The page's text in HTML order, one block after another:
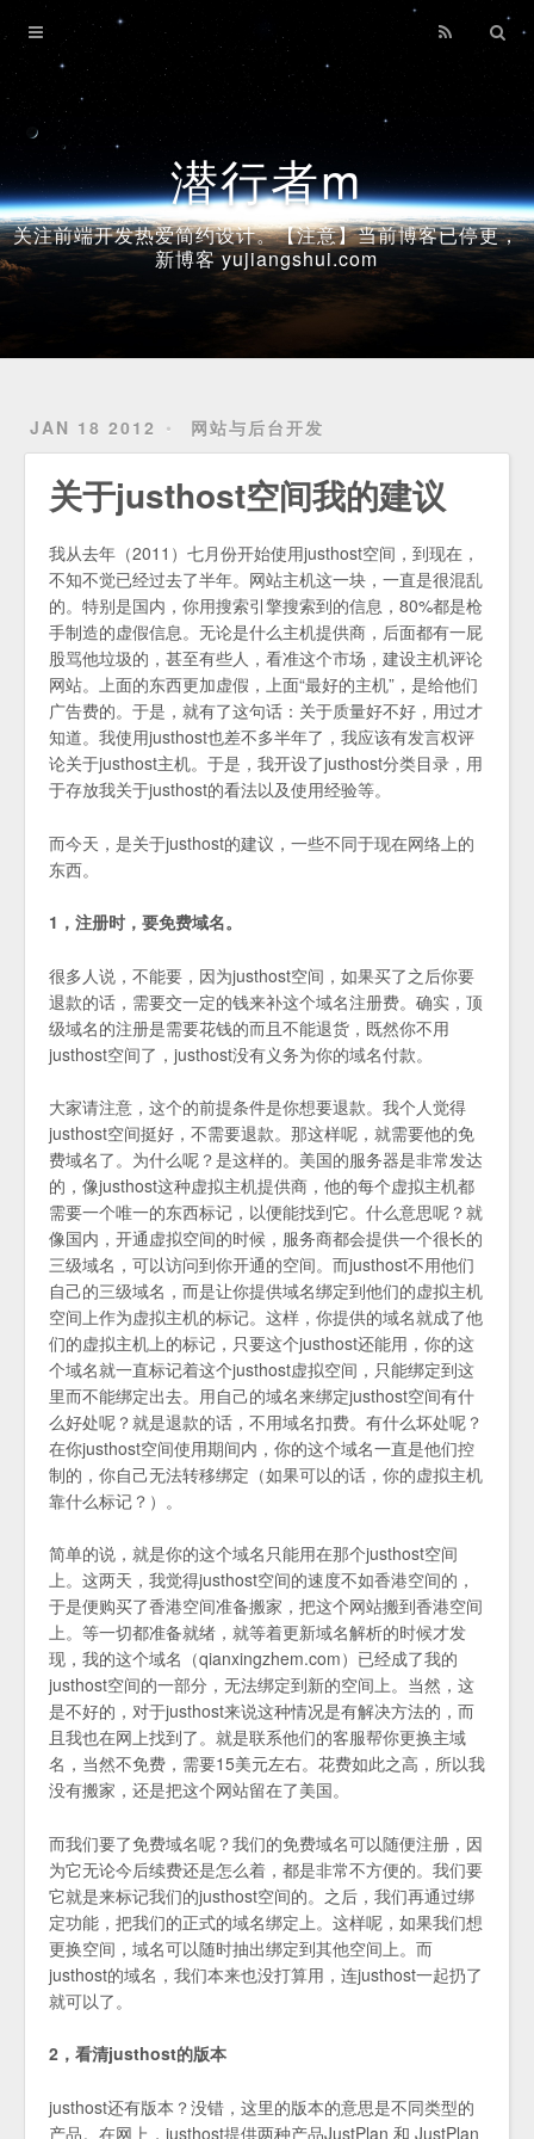
潜行者m
关注前端开发热爱简约设计。【注意】当前博客已停更，
新博客 yujiangshui.com
JAN 18 2012 网站与后台开发
关于justhost空间我的建议
我从去年（2011）七月份开始使用justhost空间，到现在，
不知不觉已经过去了半年。网站主机这一块，一直是很混乱
的。特别是国内，你用搜索引擎搜索到的信息，80%都是枪
手制造的虚假信息。无论是什么主机提供商，后面都有一屁
股骂他垃圾的，甚至有些人，看准这个市场，建设主机评论
网站。上面的东西更加虚假，上面“最好的主机”，是给他们
广告费的。于是，就有了这句话：关于质量好不好，用过才
知道。我使用justhost也差不多半年了，我应该有发言权评
论关于justhost主机。于是，我开设了justhost分类目录，用
于存放我关于justhost的看法以及使用经验等。
而今天，是关于justhost的建议，一些不同于现在网络上的
东西。
1，注册时，要免费域名。
很多人说，不能要，因为justhost空间，如果买了之后你要
退款的话，需要交一定的钱来补这个域名注册费。确实，顶
级域名的注册是需要花钱的而且不能退货，既然你不用
justhost空间了，justhost没有义务为你的域名付款。
大家请注意，这个的前提条件是你想要退款。我个人觉得
justhost空间挺好，不需要退款。那这样呢，就需要他的免
费域名了。为什么呢？是这样的。美国的服务器是非常发达
的，像justhost这种虚拟主机提供商，他的每个虚拟主机都
需要一个唯一的东西标记，以便能找到它。什么意思呢？就
像国内，开通虚拟空间的时候，服务商都会提供一个很长的
三级域名，可以访问到你开通的空间。而justhost不用他们
自己的三级域名，而是让你提供域名绑定到他们的虚拟主机
空间上作为虚拟主机的标记。这样，你提供的域名就成了他
们的虚拟主机上的标记，只要这个justhost还能用，你的这
个域名就一直标记着这个justhost虚拟空间，只能绑定到这
里而不能绑定出去。用自己的域名来绑定justhost空间有什
么好处呢？就是退款的话，不用域名扣费。有什么坏处呢？
在你justhost空间使用期间内，你的这个域名一直是他们控
制的，你自己无法转移绑定（如果可以的话，你的虚拟主机
靠什么标记？）。
简单的说，就是你的这个域名只能用在那个justhost空间
上。这两天，我觉得justhost空间的速度不如香港空间的，
于是便购买了香港空间准备搬家，把这个网站搬到香港空间
上。等一切都准备就绪，就等着更新域名解析的时候才发
现，我的这个域名（qianxingzhem.com）已经成了我的
justhost空间的一部分，无法绑定到新的空间上。当然，这
是不好的，对于justhost来说这种情况是有解决方法的，而
且我也在网上找到了。就是联系他们的客服帮你更换主域
名，当然不免费，需要15美元左右。花费如此之高，所以我
没有搬家，还是把这个网站留在了美国。
而我们要了免费域名呢？我们的免费域名可以随便注册，因
为它无论今后续费还是怎么着，都是非常不方便的。我们要
它就是来标记我们的justhost空间的。之后，我们再通过绑
定功能，把我们的正式的域名绑定上。这样呢，如果我们想
更换空间，域名可以随时抽出绑定到其他空间上。而
justhost的域名，我们本来也没打算用，连justhost一起扔了
就可以了。
2，看清justhost的版本
justhost还有版本？没错，这里的版本的意思是不同类型的
产品。在网上，justhost提供两种产品JustPlan 和 JustPlan
Home